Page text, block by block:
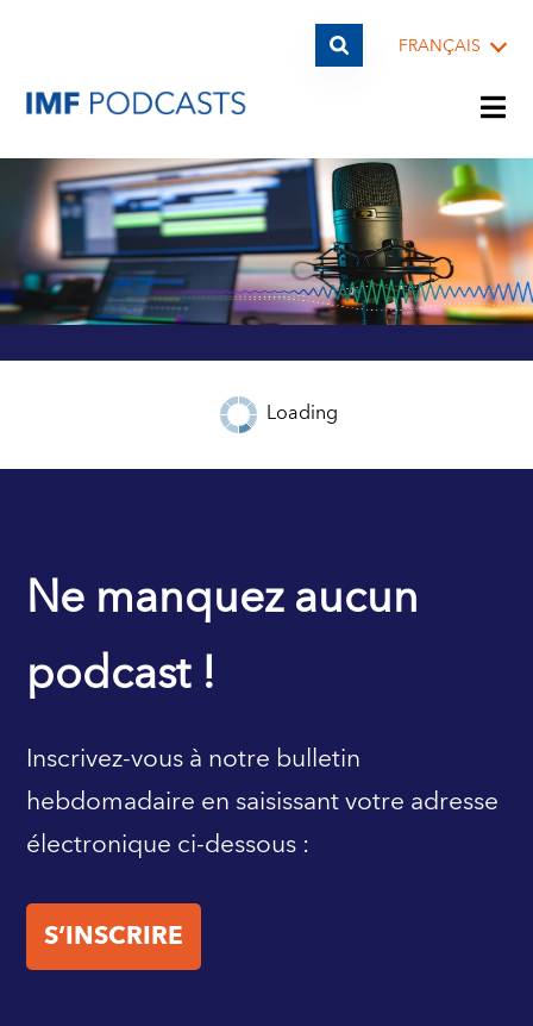
FRANÇAIS
LISTES DE LECTURE
THÈMES
ARCHIVES
Loading
Ne manquez aucun
podcast !
Inscrivez-vous à notre bulletin
hebdomadaire en saisissant votre adresse
électronique ci-dessous :
S’INSCRIRE